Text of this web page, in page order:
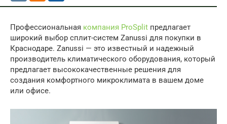
Профессиональная компания ProSplit предлагает
широкий выбор сплит-систем Zanussi для покупки в
Краснодаре. Zanussi — это известный и надежный
производитель климатического оборудования, который
предлагает высококачественные решения для
создания комфортного микроклимата в вашем доме
или офисе.